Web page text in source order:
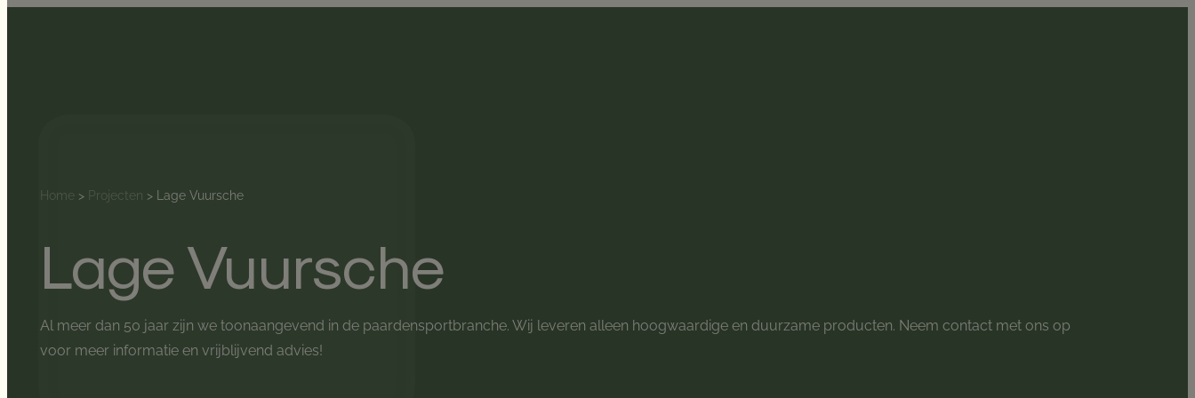
Home> Projecten > Lage Vuursche
Lage Vuursche
Al meer dan 50 jaar zijn we toonaangevend in de paardensportbranche. Wij leveren alleen hoogwaardige en duurzame producten. Neem contact met ons op
voor meer informatie en vrijblijvend advies!